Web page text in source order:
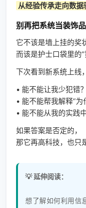
从经验传承走向数据
别再把系统当装饰品
它不该是墙上挂的奖
而该是护士口袋里的“
下次看到新系统上线
• 能不能让我少犯错？
• 能不能帮我解释“为
• 能不能从我的实践
如果答案是否定的，
那它再高科技，也只
💡 延伸阅读：
想了解如何利用信